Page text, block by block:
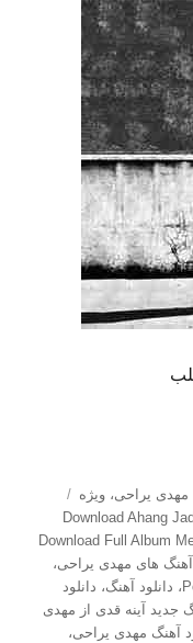
مهدی یراحی،ویژه
Download Ahang
Download Full Album
آهنگ های مهدی یراحی،
، دانلود آهنگ، دانلود
جدید آینه قدی از مهدی
آهنگ مهدی یراحی،